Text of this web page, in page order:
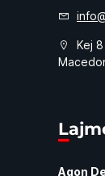
Kej
Agon